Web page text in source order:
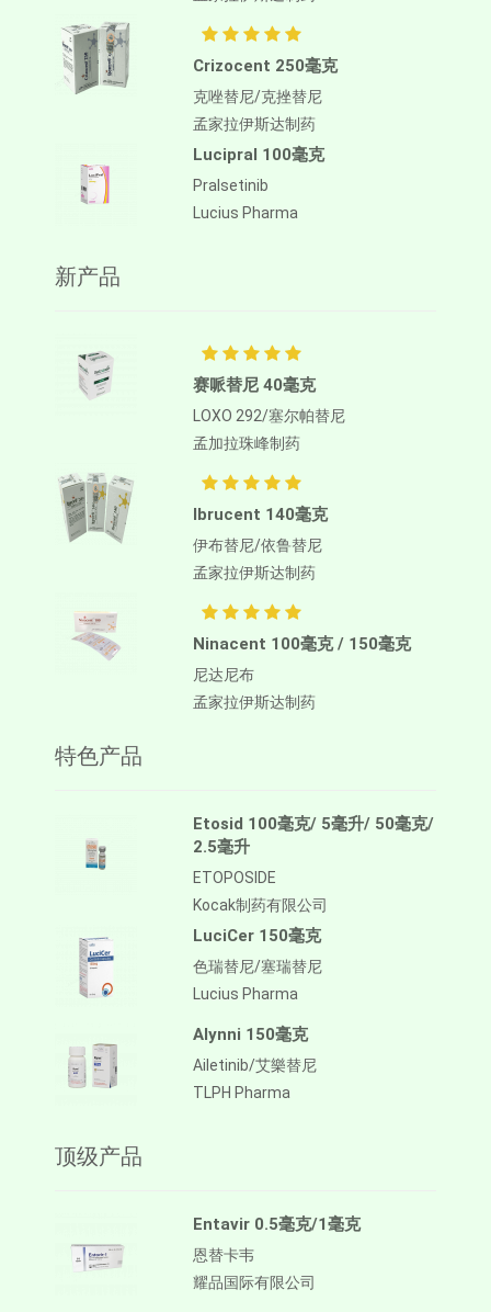
Crizocent 250毫克
克唑替尼/克挫替尼
孟家拉伊斯达制药
Lucipral 100毫克
Pralsetinib
Lucius Pharma
新产品
赛哌替尼 40毫克
LOXO 292/塞尔帕替尼
孟加拉珠峰制药
Ibrucent 140毫克
伊布替尼/依鲁替尼
孟家拉伊斯达制药
Ninacent 100毫克 / 150毫克
尼达尼布
孟家拉伊斯达制药
特色产品
Etosid 100毫克/ 5毫升/ 50毫克/
2.5毫升
ETOPOSIDE
Kocak制药有限公司
LuciCer 150毫克
色瑞替尼/塞瑞替尼
Lucius Pharma
Alynni 150毫克
Ailetinib/艾樂替尼
TLPH Pharma
顶级产品
Entavir 0.5毫克/1毫克
恩替卡韦
耀品国际有限公司